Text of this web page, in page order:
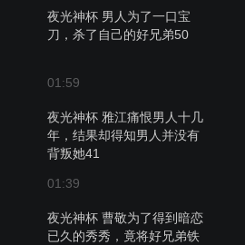
夜光神杯 男人为了一口宝
刀，杀了自己的好兄弟50
01:59
夜光神杯 雅江痛恨男人十几
年，结果却得知男人并没有
背叛她41
01:39
夜光神杯 曹敬为了得到暗恋
已久的秀秀，竟将好兄弟铁